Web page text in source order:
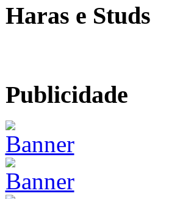
Haras e Studs
Publicidade